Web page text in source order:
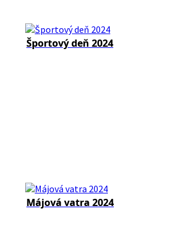
Športový deň 2024
Májová vatra 2024